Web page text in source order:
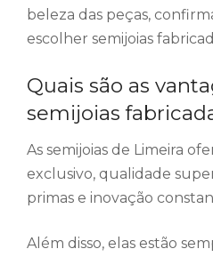
beleza das peças,
escolher semijoias
Quais são as
semijoias
As semijoias de Limeira
exclusivo, qualidade
primas e inovação
Além disso, elas estão